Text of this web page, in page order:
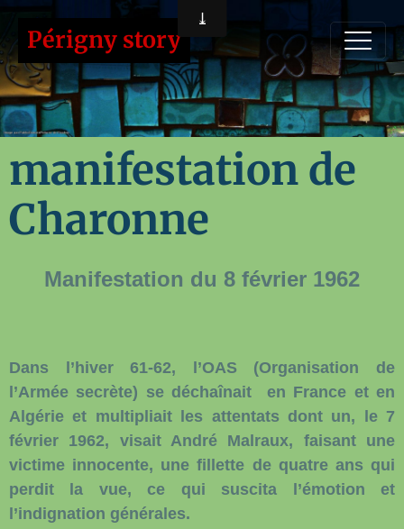
Périgny story
manifestation de
Charonne
Manifestation du 8 février 1962
Dans l’hiver 61-62, l’OAS (Organisation de
l’Armée secrète) se déchaînait en France et en
Algérie et multipliait les attentats dont un, le 7
février 1962, visait André Malraux, faisant une
victime innocente, une fillette de quatre ans qui
perdit la vue, ce qui suscita l’émotion et
l’indignation générales.